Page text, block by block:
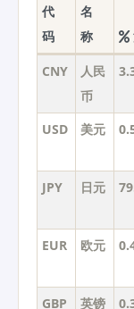
代
码
名
称
CNY
人民
币
USD 美元
JPY 日元
EUR 欧元
GBP 英镑